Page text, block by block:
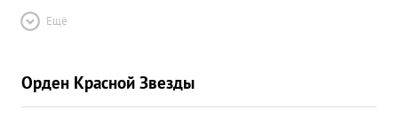
Ещё
Орден Красной Звезды